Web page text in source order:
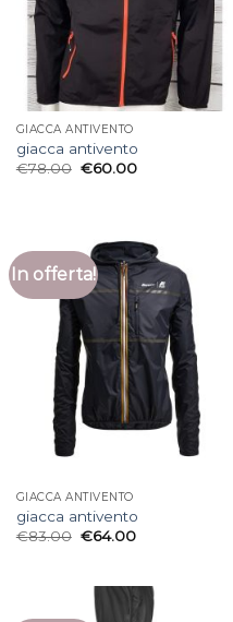
GIACCA ANTIVENTO
giacca antivento
€78.00 €60.00
In offerta!
GIACCA ANTIVENTO
giacca antivento
€83.00 €64.00